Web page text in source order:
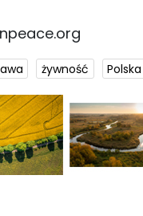
żywność Polska